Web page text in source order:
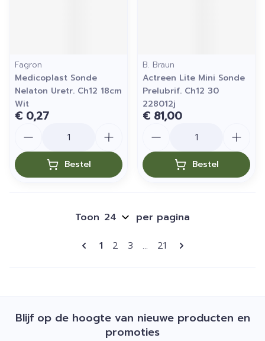
Fagron
Medicoplast Sonde
Nelaton Uretr. Ch12 18cm
Wit
€ 0,27
Bestel
B. Braun
Actreen Lite Mini Sonde
Prelubrif. Ch12 30
228012j
€ 81,00
Bestel
Pagina's
U lees momenteel pagina
1 Pagina
2 Pagina
3 ... Pagina
21
Toon per pagina
Blijf op de hoogte van nieuwe producten en
promoties